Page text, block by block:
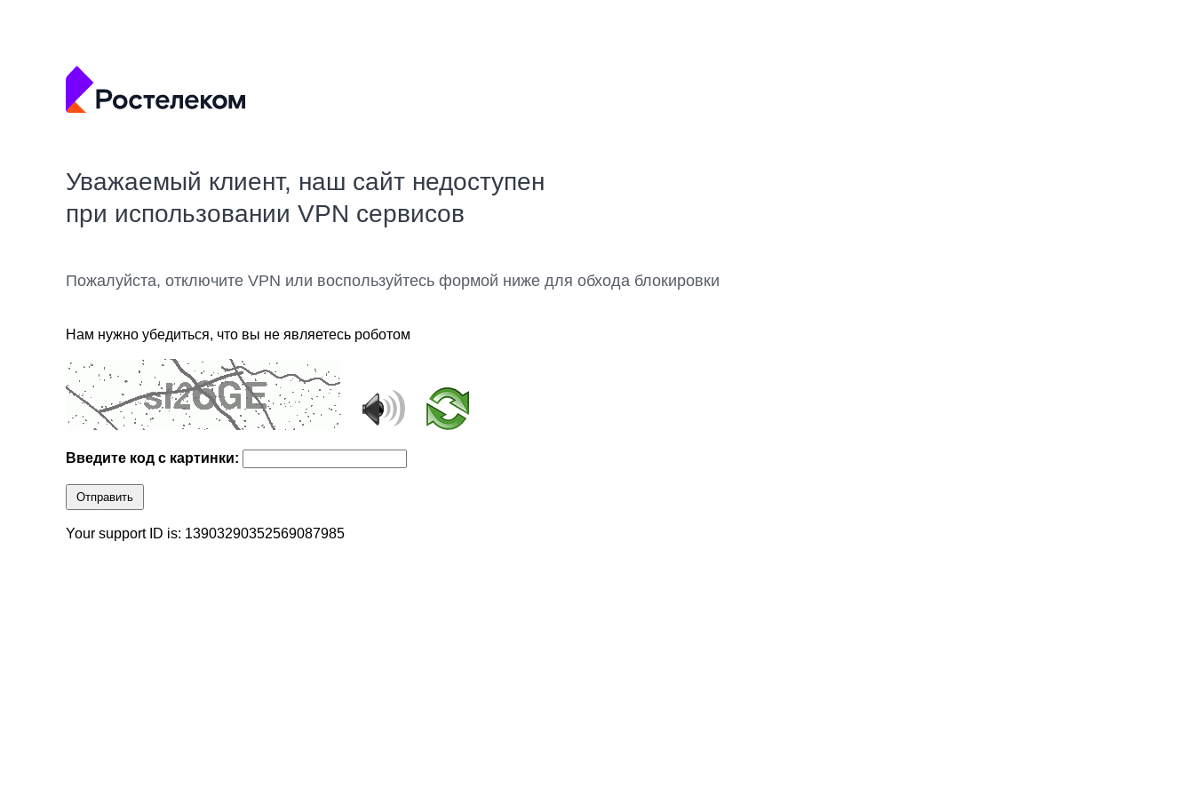
Уважаемый клиент, наш сайт недоступен
при использовании VPN сервисов
Пожалуйста, отключите VPN или воспользуйтесь формой ниже для обхода блокировки
Нам нужно убедиться, что вы не являетесь роботом
Введите код с картинки:
Отправить
Your support ID is: 13903290352569087985